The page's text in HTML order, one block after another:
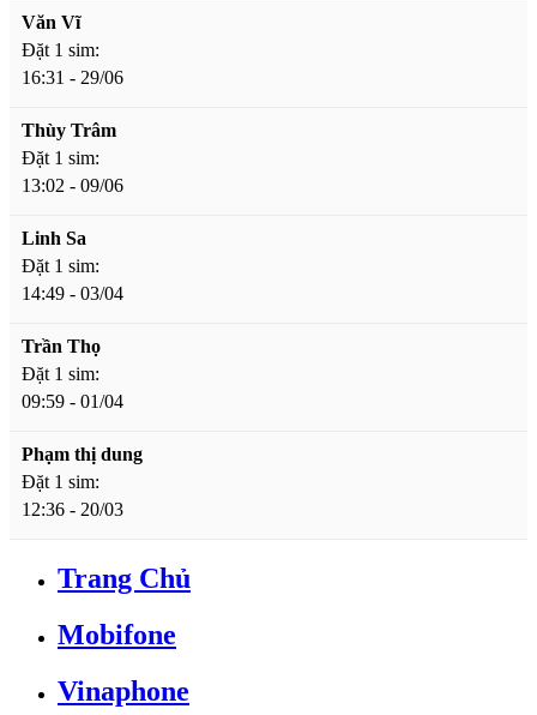
Văn Vĩ
Đặt 1 sim:
16:31 - 29/06
Thùy Trâm
Đặt 1 sim:
13:02 - 09/06
Linh Sa
Đặt 1 sim:
14:49 - 03/04
Trần Thọ
Đặt 1 sim:
09:59 - 01/04
Phạm thị dung
Đặt 1 sim:
12:36 - 20/03
Trang Chủ
Mobifone
Vinaphone